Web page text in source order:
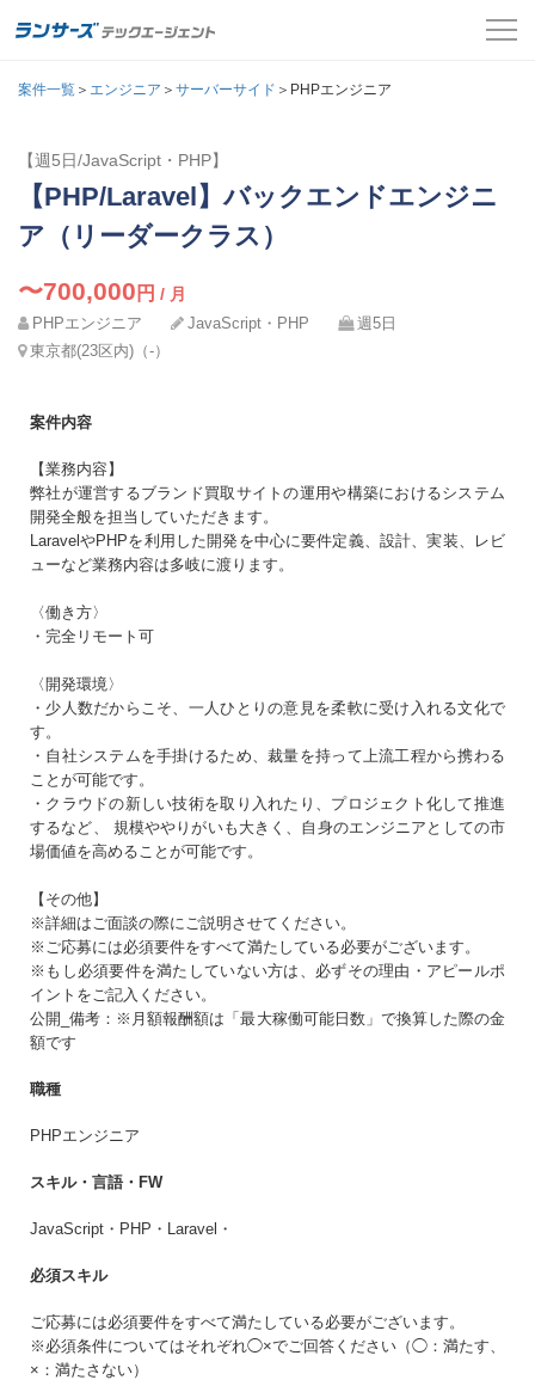
案件一覧
お役立ちコンテンツ
よくある質問
ログイン
案件一覧 ＞ エンジニア ＞ サーバーサイド ＞PHPエンジニア
【週5日/JavaScript・PHP】
【PHP/Laravel】バックエンドエンジニ
ア（リーダークラス）
〜700,000 円 / 月
PHPエンジニア JavaScript・PHP
週5日
東京都(23区内)（-）
案件内容
【業務内容】
弊社が運営するブランド買取サイトの運用や構築におけるシステム
開発全般を担当していただきます。
LaravelやPHPを利用した開発を中心に要件定義、設計、実装、レビ
ューなど業務内容は多岐に渡ります。
〈働き方〉
・完全リモート可
〈開発環境〉
・少人数だからこそ、一人ひとりの意見を柔軟に受け入れる文化で
す。
・自社システムを手掛けるため、裁量を持って上流工程から携わる
ことが可能です。
・クラウドの新しい技術を取り入れたり、プロジェクト化して推進
するなど、 規模ややりがいも大きく、自身のエンジニアとしての市
場価値を高めることが可能です。
【その他】
※詳細はご面談の際にご説明させてください。
※ご応募には必須要件をすべて満たしている必要がございます。
※もし必須要件を満たしていない方は、必ずその理由・アピールポ
イントをご記入ください。
公開_備考：※月額報酬額は「最大稼働可能日数」で換算した際の金
額です
職種
PHPエンジニア
スキル・言語・FW
JavaScript・PHP・Laravel・
必須スキル
ご応募には必須要件をすべて満たしている必要がございます。
※必須条件についてはそれぞれ◯×でご回答ください（◯：満たす、
×：満たさない）
パスワード
パスワードを忘れた方はこちら
氏名
メールアドレス
電話番号
生年月日 必須
10〜20文字（大小英字、数字、記号それぞれ1文字以上）
同意事項
プライバシーポリシー・個人情報の取扱い に同意
する